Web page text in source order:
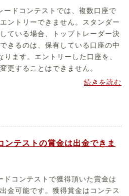
ードコンテストでは、複数口座で
ントリーできません。スタンダー
ている場合、トップトレーダー決
きるのは、保有している口座の中
ます。エントリーした口座を、
更することはできません。
続きを読む
ンテストの賞金は出金できま
ドコンテストで獲得頂いた賞金は
金可能です。獲得賞金はコンテス